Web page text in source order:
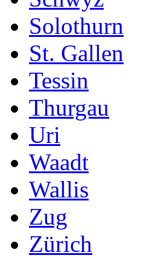
Solothurn
St. Gallen
Tessin
Thurgau
Uri
Waadt
Wallis
Zug
Zürich